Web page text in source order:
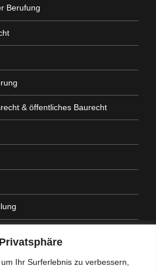
Ihr Surferlebnis zu verbessern,
Berufung
& öffentliches Baurecht